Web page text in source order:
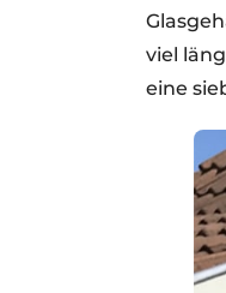
viel
eine